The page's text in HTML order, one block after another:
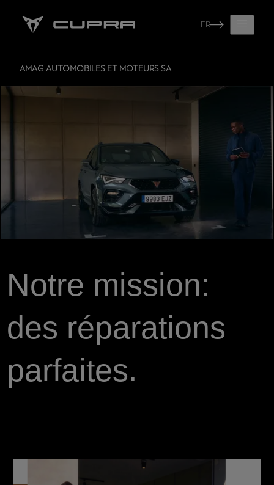
FR
AMAG AUTOMOBILES ET MOTEURS SA
Notre mission:
des réparations
parfaites.